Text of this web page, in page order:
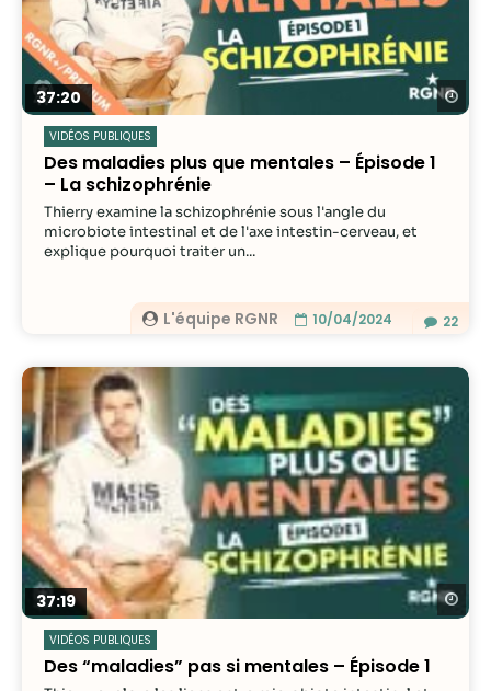
37:20
VIDÉOS PUBLIQUES
Des maladies plus que mentales – Épisode 1
– La schizophrénie
L'équipe RGNR 10/04/2024
Thierry examine la schizophrénie sous l'angle du
microbiote intestinal et de l'axe intestin-cerveau, et
explique pourquoi traiter un...
22
37:19
VIDÉOS PUBLIQUES
Des “maladies” pas si mentales – Épisode 1